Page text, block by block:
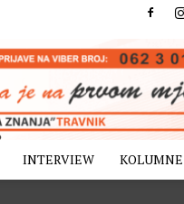
INTERVIEW KOLUMNE